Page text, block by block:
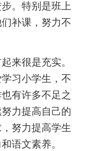
。特别是班上
补课，努力不
来很是充实。
习小学生，不
有许多不足之
力提高自己的
努力提高学生
语文素养。